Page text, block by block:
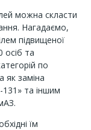
можна скласти
Нагадаємо,
підвищеної
осіб та
по
як заміна
131» та іншим
їм